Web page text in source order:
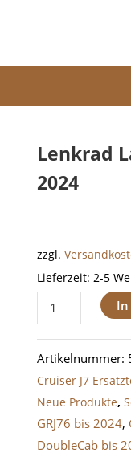
Lenkrad
2024
zzgl.
Lieferzeit:2-5
Lenkrad
LandCruiser
J7
Bj.
2009-
2024
Menge
Artikelnummer:
Cruiser J7
Neue Produkte,
GRJ76 bis 2024,
DoubleCab bis